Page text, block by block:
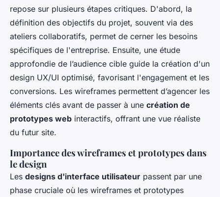
repose sur plusieurs étapes critiques. D'abord, la
définition des objectifs du projet, souvent via des
ateliers collaboratifs, permet de cerner les besoins
spécifiques de l'entreprise. Ensuite, une étude
approfondie de l’audience cible guide la création d'un
design UX/UI optimisé, favorisant l'engagement et les
conversions. Les wireframes permettent d’agencer les
éléments clés avant de passer à une création de
prototypes web interactifs, offrant une vue réaliste
du futur site.
Importance des wireframes et prototypes dans
le design
Les designs d'interface utilisateur passent par une
phase cruciale où les wireframes et prototypes